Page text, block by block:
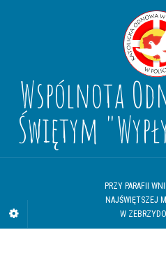
Wspólnota
Świętym
PRZY PARAFII
NAJŚWIĘTSZEJ
W